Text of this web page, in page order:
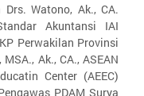
Watono, Ak., CA.
Akuntansi IAI
Perwakilan Provinsi
Ak., CA., ASEAN
Center (AEEC)
PDAM Surya